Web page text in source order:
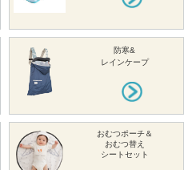
防寒&
レインケープ
おむつポーチ＆
おむつ替え
シートセット